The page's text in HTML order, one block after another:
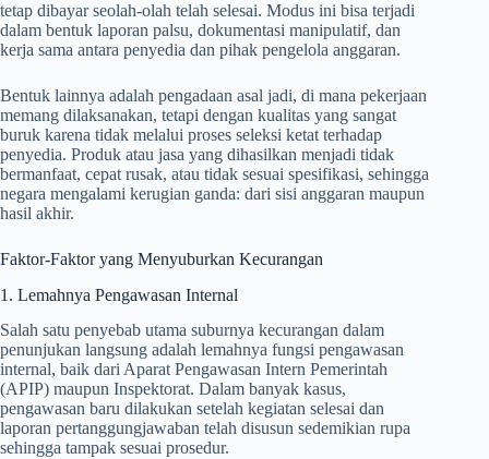
tetap dibayar seolah-olah telah selesai. Modus ini bisa terjadi
dalam bentuk laporan palsu, dokumentasi manipulatif, dan
kerja sama antara penyedia dan pihak pengelola anggaran.
Bentuk lainnya adalah pengadaan asal jadi, di mana pekerjaan
memang dilaksanakan, tetapi dengan kualitas yang sangat
buruk karena tidak melalui proses seleksi ketat terhadap
penyedia. Produk atau jasa yang dihasilkan menjadi tidak
bermanfaat, cepat rusak, atau tidak sesuai spesifikasi, sehingga
negara mengalami kerugian ganda: dari sisi anggaran maupun
hasil akhir.
Faktor-Faktor yang Menyuburkan Kecurangan
1. Lemahnya Pengawasan Internal
Salah satu penyebab utama suburnya kecurangan dalam
penunjukan langsung adalah lemahnya fungsi pengawasan
internal, baik dari Aparat Pengawasan Intern Pemerintah
(APIP) maupun Inspektorat. Dalam banyak kasus,
pengawasan baru dilakukan setelah kegiatan selesai dan
laporan pertanggungjawaban telah disusun sedemikian rupa
sehingga tampak sesuai prosedur.